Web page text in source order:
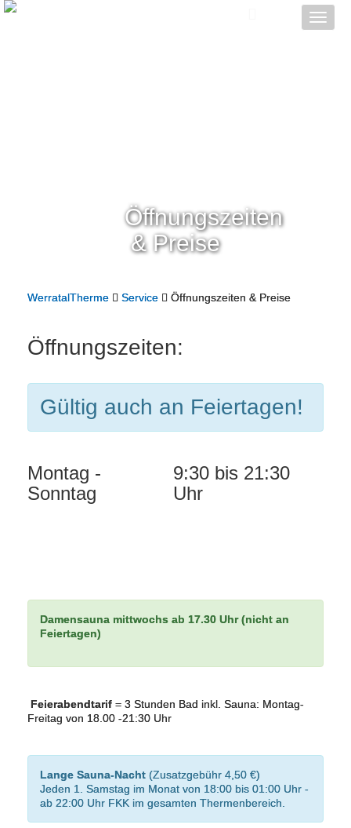
Toggle
Öffnungszeiten
& Preise
WerratalTherme Service Öffnungszeiten & Preise
Öffnungszeiten:
Gültig auch an Feiertagen!
Montag -
Sonntag
9:30 bis 21:30
Uhr
Damensauna mittwochs ab 17.30 Uhr (nicht an
Feiertagen)
Feierabendtarif = 3 Stunden Bad inkl. Sauna: Montag-
Freitag von 18.00 -21:30 Uhr
Lange Sauna-Nacht (Zusatzgebühr 4,50 €)
Jeden 1. Samstag im Monat von 18:00 bis 01:00 Uhr -
ab 22:00 Uhr FKK im gesamten Thermenbereich.